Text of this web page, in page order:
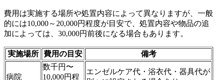
費用は実施する場所や処置内容によって異なりますが、一般
的には10,000～20,000円程度が目安で、処置内容や物品の追
加によっては、30,000円前後になる場合もあります。
実施場所 費用の目安 備考
病院
数千円〜
10,000円程
エンゼルケア代・浴衣代・器具代が